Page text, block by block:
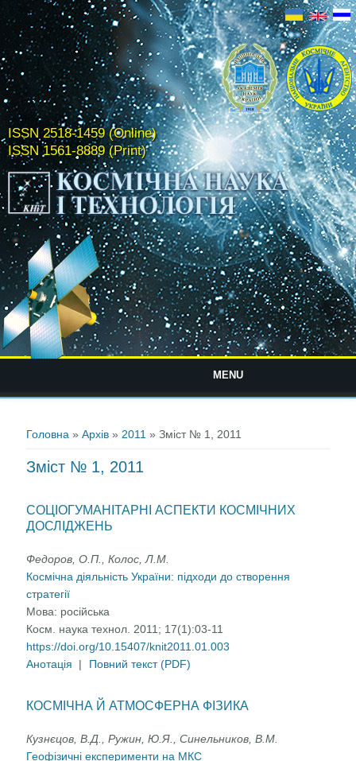
ISSN 2518-1459 (Online)
ISSN 1561-8889 (Print)
MENU
Головна »Архів » 2011 » Зміст № 1, 2011
Зміст № 1, 2011
СОЦІОГУМАНІТАРНІ АСПЕКТИ КОСМІЧНИХ
ДОСЛІДЖЕНЬ
Федоров, О.П., Колос, Л.М.
Космічна діяльність України: підходи до створення
стратегії
Мова: російська
Косм. наука технол. 2011; 17(1):03-11
https://doi.org/10.15407/knit2011.01.003
Анотація
| Повний текст (PDF)
КОСМІЧНА Й АТМОСФЕРНА ФІЗИКА
Кузнєцов, В.Д., Ружин, Ю.Я., Синельников, В.М.
Геофізичні експерименти на МКС